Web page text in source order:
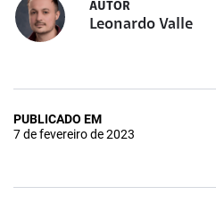
AUTOR
Leonardo Valle
PUBLICADO EM
7 de fevereiro de 2023